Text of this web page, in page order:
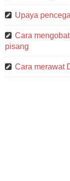
Upaya
Cara
pisang
Cara merawat